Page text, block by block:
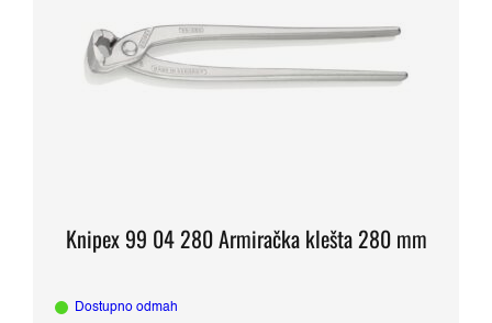
Knipex 99 04 280 Armiračka klešta 280 mm
Dostupno odmah